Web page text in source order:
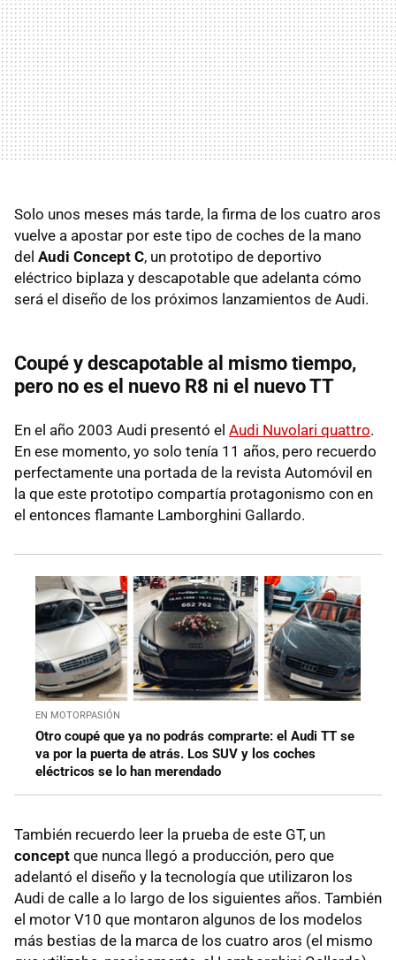
Solo unos meses más tarde, la firma de los cuatro aros
vuelve a apostar por este tipo de coches de la mano
del Audi Concept C, un prototipo de deportivo
eléctrico biplaza y descapotable que adelanta cómo
será el diseño de los próximos lanzamientos de Audi.
Coupé y descapotable al mismo tiempo,
pero no es el nuevo R8 ni el nuevo TT
En el año 2003 Audi presentó el Audi Nuvolari quattro.
En ese momento, yo solo tenía 11 años, pero recuerdo
perfectamente una portada de la revista Automóvil en
la que este prototipo compartía protagonismo con en
el entonces flamante Lamborghini Gallardo.
EN MOTORPASIÓN
Otro coupé que ya no podrás comprarte: el Audi TT se
va por la puerta de atrás. Los SUV y los coches
eléctricos se lo han merendado
También recuerdo leer la prueba de este GT, un
concept que nunca llegó a producción, pero que
adelantó el diseño y la tecnología que utilizaron los
Audi de calle a lo largo de los siguientes años. También
el motor V10 que montaron algunos de los modelos
más bestias de la marca de los cuatro aros (el mismo